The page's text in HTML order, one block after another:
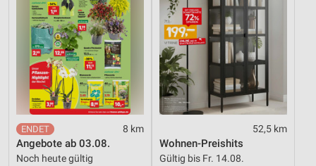
8 km
Angebote ab 03.08.
Noch heute gültig
52,5 km
Wohnen-Preishits
Gültig bis Fr. 14.08.